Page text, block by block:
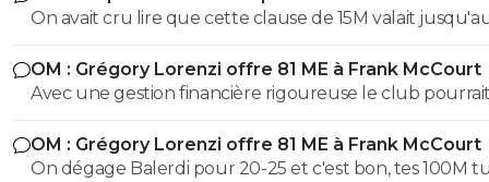
Aguerd
On avait cru lire que cette clause de 15M valait
juillet. ?
OM : Grégory Lorenzi offre 81 ME à Frank McCourt
Avec une gestion financière rigoureuse le club
envisager une capitalisation supérieure au 1,2 milliards
comme base de négociation avec l’Arabie Saoudite!
OM : Grégory Lorenzi offre 81 ME à Frank McCourt
On dégage Balerdi pour 20-25 et c'est bon, tes 100M tu les